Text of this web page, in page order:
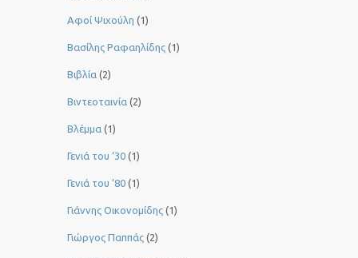
Αφοί Ψιχούλη (1)
Βασίλης Ραφαηλίδης (1)
Βιβλία (2)
Βιντεοταινία (2)
Βλέμμα (1)
Γενιά του ‘30 (1)
Γενιά του ’80 (1)
Γιάννης Οικονομίδης (1)
Γιώργος Παππάς (2)